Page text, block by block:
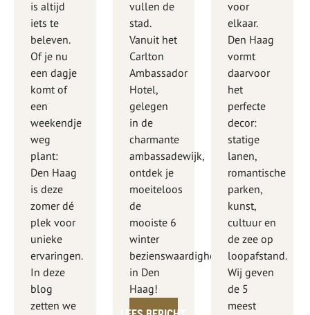
is altijd
iets te
beleven.
Of je nu
een dagje
komt of
een
weekendje
weg
plant:
Den Haag
is deze
zomer dé
plek voor
unieke
ervaringen.
In deze
blog
zetten we
vullen de
stad.
Vanuit het
Carlton
Ambassador
Hotel,
gelegen
in de
charmante
ambassadewijk,
ontdek je
moeiteloos
de
mooiste 6
winter
bezienswaardigheden
in Den
Haag!
voor
elkaar.
Den Haag
vormt
daarvoor
het
perfecte
decor:
statige
lanen,
romantische
parken,
kunst,
cultuur en
de zee op
loopafstand.
Wij geven
de 5
meest